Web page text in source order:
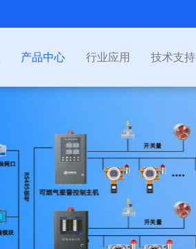
产品中心 行业应用 技术支持